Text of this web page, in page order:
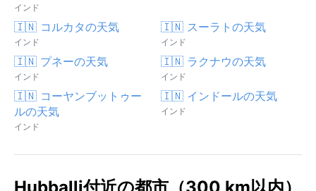
インド
🇮🇳 コルカタの天気
インド
🇮🇳 スーラトの天気
インド
🇮🇳 プネーの天気
インド
🇮🇳 ラクナウの天気
インド
🇮🇳 コーヤンブットゥー
ルの天気
インド
🇮🇳 インドールの天気
インド